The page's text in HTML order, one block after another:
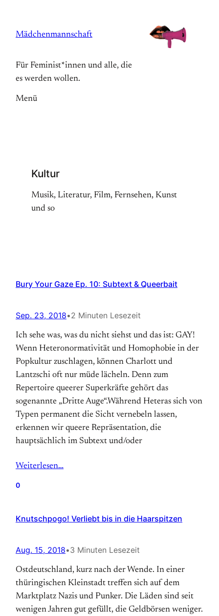
springen
Mädchenmannschaft
Für Feminist*innen und alle, die
es werden wollen.
Menü
Kultur
Musik, Literatur, Film, Fernsehen, Kunst
und so
Bury Your Gaze Ep. 10: Subtext & Queerbait
Sep. 23, 2018•2 Minuten Lesezeit
Ich sehe was, was du nicht siehst und das ist: GAY!
Wenn Heteronormativität und Homophobie in der
Popkultur zuschlagen, können Charlott und
Lantzschi oft nur müde lächeln. Denn zum
Repertoire queerer Superkräfte gehört das
sogenannte „Dritte Auge“.Während Heteras sich von
Typen permanent die Sicht vernebeln lassen,
erkennen wir queere Repräsentation, die
hauptsächlich im Subtext und/oder
Weiterlesen…
0
Knutschpogo! Verliebt bis in die Haarspitzen
Aug. 15, 2018•3 Minuten Lesezeit
Ostdeutschland, kurz nach der Wende. In einer
thüringischen Kleinstadt treffen sich auf dem
Marktplatz Nazis und Punker. Die Läden sind seit
wenigen Jahren gut gefüllt, die Geldbörsen weniger.